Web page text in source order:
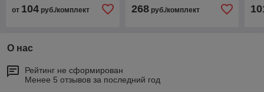
от 104 руб./комплект 268руб./комплект
О нас
Рейтинг не сформирован
Менее 5 отзывов за последний год